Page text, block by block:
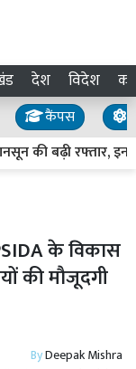
देश विदेश
कैंपस
की बढ़ी रफ्तार, इन
के विकास
की मौजूदगी
ByDeepak Mishra